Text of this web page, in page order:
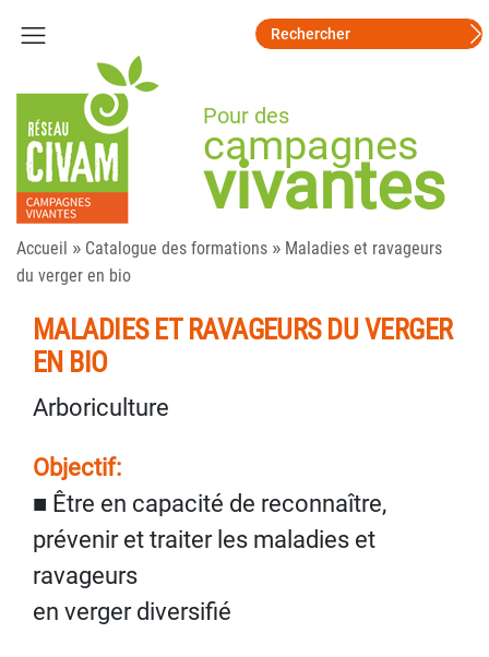
Pour des
campagnes
vivantes
Accueil » Catalogue des formations » Maladies et ravageurs
du verger en bio
MALADIES ET RAVAGEURS DU VERGER
EN BIO
Arboriculture
Objectif:
■ Être en capacité de reconnaître,
prévenir et traiter les maladies et
ravageurs
en verger diversifié